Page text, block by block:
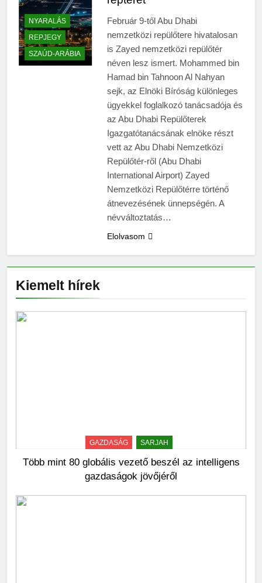
Kiemelt hírek
GAZDASÁG SARJAH
Több mint 80 globális vezető beszél az intelligens
gazdaságok jövőjéről
NYARALÁS
REPJEGY
SZAÚD-ARÁBIA
Február 9-től Abu Dhabi
nemzetközi repülőtere hivatalosan
is Zayed nemzetközi repülőtér
néven lesz ismert. Mohammed bin
Hamad bin Tahnoon Al Nahyan
sejk, az Elnöki Bíróság különleges
ügyekkel foglalkozó tanácsadója és
az Abu Dhabi Repülőterek
Igazgatótanácsának elnöke részt
vett az Abu Dhabi Nemzetközi
Repülőtér-ről (Abu Dhabi
International Airport) Zayed
Nemzetközi Repülőtérre történő
átnevezésének ünnepségén. A
névváltoztatás…
Elolvasom